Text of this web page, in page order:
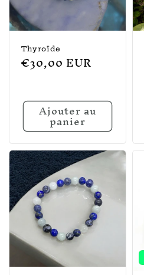
Thyroïde
Prix
habituel
€30,00 EUR
Ajouter au
panier